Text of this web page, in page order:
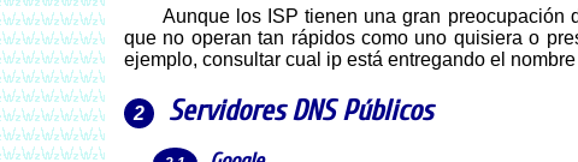
Aunque los ISP tienen una gran
que no operan tan rápidos como uno quisiera o
ejemplo, consultar cual ip está entregando el
Servidores DNS Públicos